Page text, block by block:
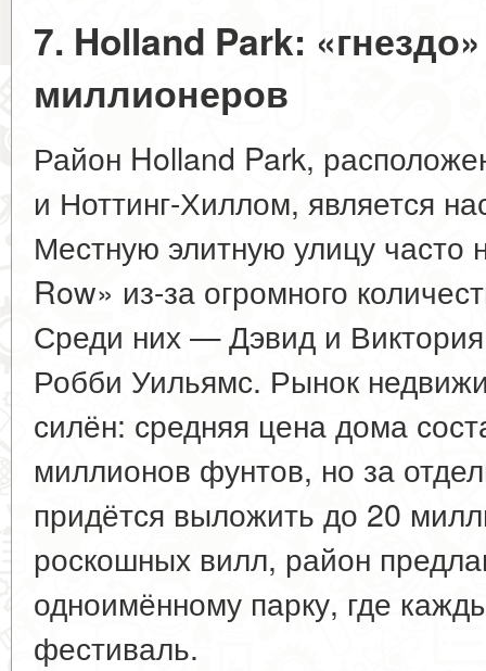
7. Holland Park:
миллионеров
Район Holland Park,
и Ноттинг-Хиллом, является
Местную элитную улицу часто
Row» из-за огромного
Среди них — Дэвид и
Робби Уильямс. Рынок
силён: средняя цена дома
миллионов фунтов, но за
придётся выложить до 20
роскошных вилл, район
одноимённому парку, где
фестиваль.